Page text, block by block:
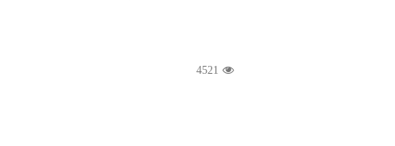
4521